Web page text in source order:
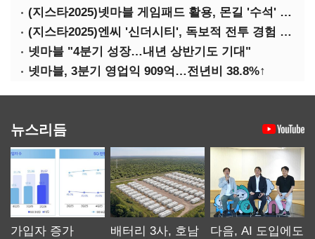
(지스타2025)넷마블 게임패드 활용, 몬길 '수석' 7대죄 '차석'
(지스타2025)엔씨 '신더시티', 독보적 전투 경험 필요
넷마블 "4분기 성장…내년 상반기도 기대"
넷마블, 3분기 영업익 909억…전년비 38.8%↑
뉴스리듬
가입자 증가
배터리 3사, 호남
다음, AI 도입에도